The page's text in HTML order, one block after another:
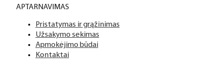
APTARNAVIMAS
Pristatymas ir grąžinimas
Užsakymo sekimas
Apmokėjimo būdai
Kontaktai